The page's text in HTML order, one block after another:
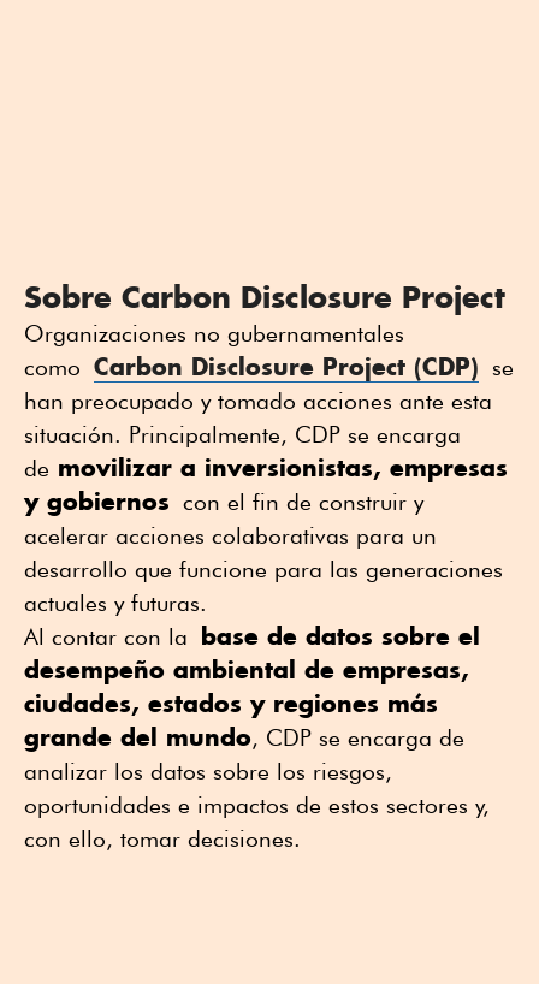
Sobre Carbon Disclosure Project
Organizaciones no gubernamentales
como Carbon Disclosure Project (CDP) se
han preocupado y tomado acciones ante esta
situación. Principalmente, CDP se encarga
de movilizar a inversionistas, empresas
y gobiernos con el fin de construir y
acelerar acciones colaborativas para un
desarrollo que funcione para las generaciones
actuales y futuras.
Al contar con la base de datos sobre el
desempeño ambiental de empresas,
ciudades, estados y regiones más
grande del mundo, CDP se encarga de
analizar los datos sobre los riesgos,
oportunidades e impactos de estos sectores y,
con ello, tomar decisiones.